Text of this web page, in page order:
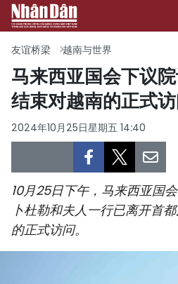
首页
政治
经济
社会
友谊桥梁 越南与世界
马来西亚国会下议
结束对越南的正式
2024年10月25日星期五 14:40
10月25日下午，马来西亚国
卜杜勒和夫人一行已离开首
的正式访问。